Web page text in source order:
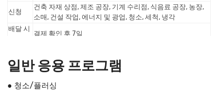
신청
건축 자재 상점, 제조 공장, 기계 수리점, 식음료 공장, 농장,
소매, 건설 작업, 에너지 및 광업, 청소, 세척, 냉각
배달 시
결제 확인 후 7일
일반 응용 프로그램
● 청소/플러싱